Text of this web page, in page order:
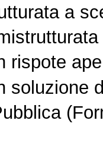
a
rispote
soluzione